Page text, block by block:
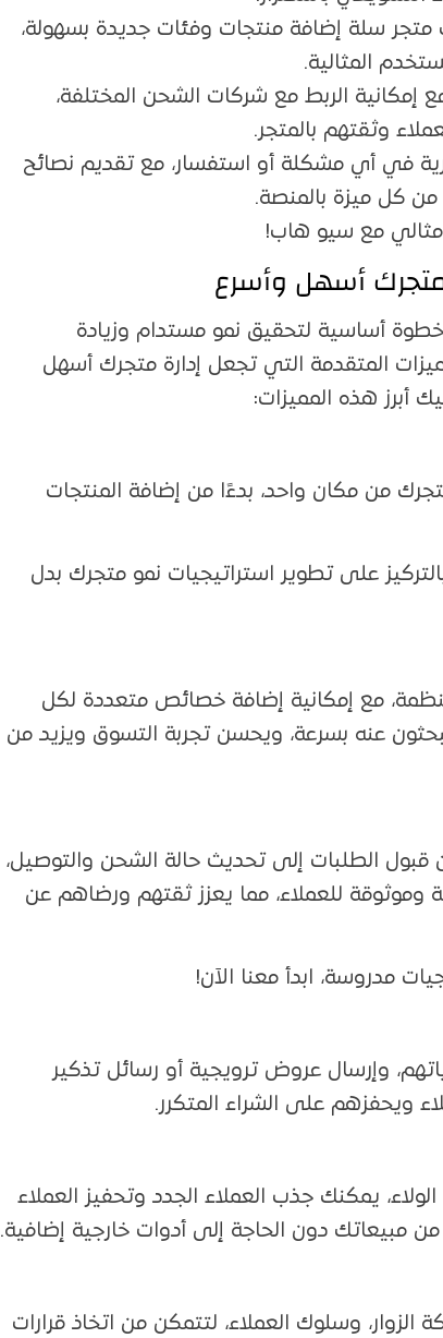
متجر سلة إضافة منتجات وفئات جديدة بسهولة،
المثالية.
إمكانية الربط مع شركات الشحن المختلفة،
وثقتهم بالمتجر.
في أي مشكلة أو استفسار، مع تقديم نصائح
كل ميزة بالمنصة.
مثالي مع سيو هاب!
متجرك أسهل وأسرع
أساسية لتحقيق نمو مستدام وزيادة
المتقدمة التي تجعل إدارة متجرك أسهل
أبرز هذه المميزات:
من مكان واحد، بدءًا من إضافة المنتجات
على تطوير استراتيجيات نمو متجرك بدل
مع إمكانية إضافة خصائص متعددة لكل
عنه بسرعة، ويحسن تجربة التسوق ويزيد من
قبول الطلبات إلى تحديث حالة الشحن والتوصيل،
للعملاء، مما يعزز ثقتهم ورضاهم عن
مدروسة، ابدأ معنا الآن!
وإرسال عروض ترويجية أو رسائل تذكير
ويحفزهم على الشراء المتكرر.
يمكنك جذب العملاء الجدد وتحفيز العملاء
مبيعاتك دون الحاجة إلى أدوات خارجية إضافية.
الزوار، وسلوك العملاء، لتتمكن من اتخاذ قرارات